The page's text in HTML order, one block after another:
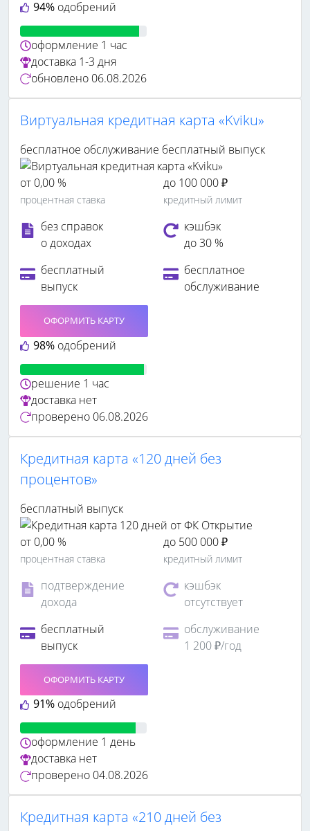
94% одобрений
оформление 1 час
доставка 1-3 дня
обновлено 06.08.2026
Виртуальная кредитная карта «Kviku»
бесплатное обслуживание бесплатный выпуск
от 0,00 %
процентная ставка
до 100 000 ₽
кредитный лимит
без справок
о доходах
кэшбэк
до 30 %
бесплатный
выпуск
бесплатное
обслуживание
98% одобрений
ОФОРМИТЬ КАРТУ
решение 1 час
доставка нет
проверено 06.08.2026
Кредитная карта «120 дней без
процентов»
бесплатный выпуск
от 0,00 %
процентная ставка
до 500 000 ₽
кредитный лимит
подтверждение
дохода
кэшбэк
отсутствует
бесплатный
выпуск
обслуживание
1 200 ₽/год
91% одобрений
ОФОРМИТЬ КАРТУ
оформление 1 день
доставка нет
проверено 04.08.2026
Кредитная карта «210 дней без